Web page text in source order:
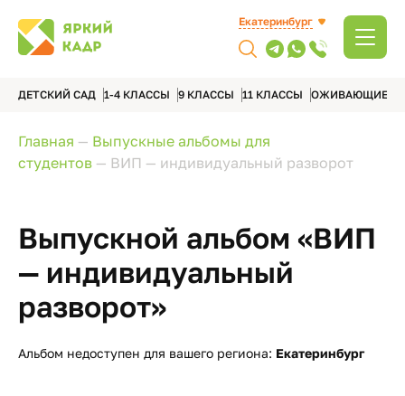
Екатеринбург
ДЕТСКИЙ САД 1-4 КЛАССЫ 9 КЛАССЫ 11 КЛАССЫ ОЖИВАЮЩИЕ
Главная — Выпускные альбомы для
студентов — ВИП — индивидуальный разворот
Выпускной альбом «ВИП
— индивидуальный
разворот»
Альбом недоступен для вашего региона: Екатеринбург